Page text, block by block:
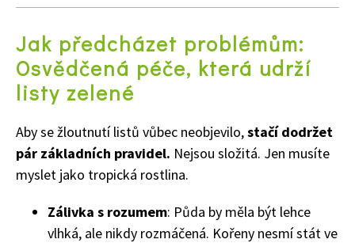
Jak předcházet problémům:
Osvědčená péče, která udrží
listy zelené
Aby se žloutnutí listů vůbec neobjevilo,stačí dodržet
pár základních pravidel. Nejsou složitá. Jen musíte
myslet jako tropická rostlina.
Zálivka s rozumem: Půda by měla být lehce
vlhká, ale nikdy rozmáčená. Kořeny nesmí stát ve